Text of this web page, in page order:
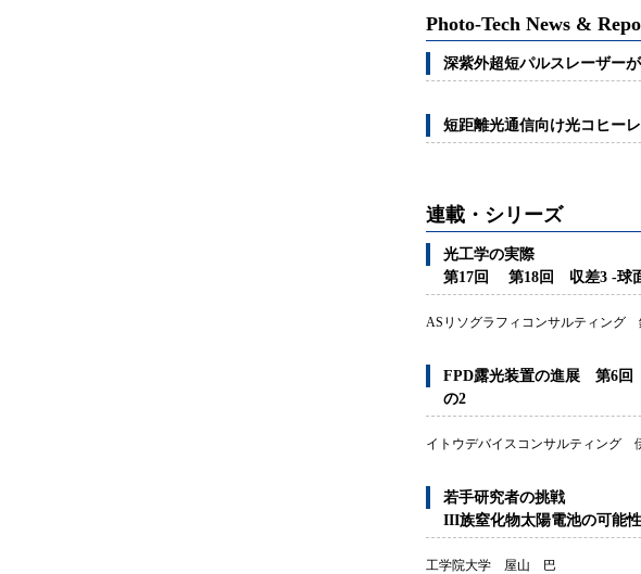
Photo-Tech News &
深紫外超短パルスレーザー
短距離光通信向け光コヒー
連載・シリーズ
光工学の実際
第17回 第18回 収差3 -球
ASリソグラフィコンサルティング
FPD露光装置の進展 第6回
の2
イトウデバイスコンサルティング
若手研究者の挑戦
III族窒化物太陽電池の可能性
工学院大学 屋山 巴